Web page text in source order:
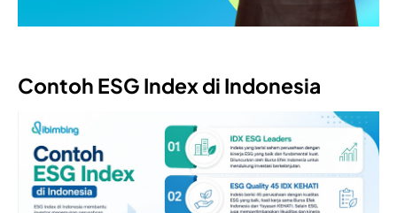
Contoh ESG Index di Indonesia